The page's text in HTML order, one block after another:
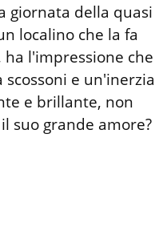
giornata della quasi
localino che la fa
l'impressione che
e un'inerzia
e brillante, non
suo grande amore?